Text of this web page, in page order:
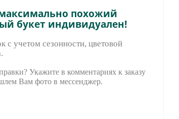
похожий
букет индивидуален!
с учетом сезонности, цветовой
Укажите в комментариях к заказу
м Вам фото в мессенджер.